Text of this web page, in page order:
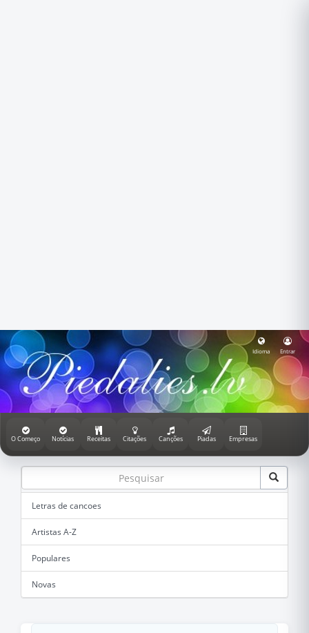
Idioma Entrar
O Começo Notícias Receitas Citações Canções Piadas Empresas
Letras de cancoes
Artistas A-Z
Populares
Novas